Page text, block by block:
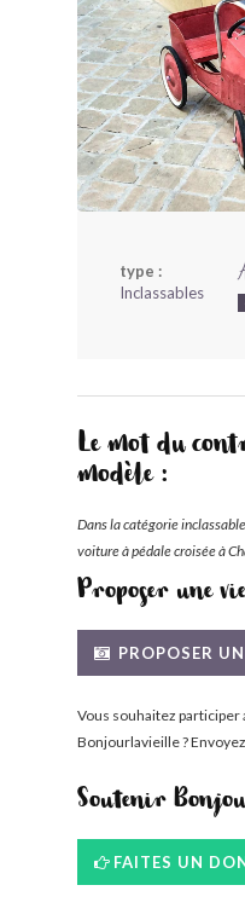
type :
Inclassables
Le mot du
modèle :
Dans la catégorie
voiture à pédale croisée à
Proposer une
PROPOSER
Vous souhaitez
Bonjourlavieille ?
Soutenir
FAITES UN